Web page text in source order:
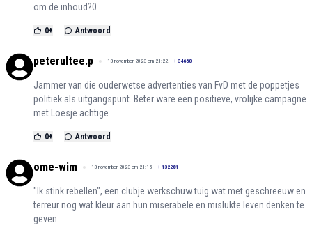
om de inhoud?0
0+ Antwoord
peterultee.p 13 november 2023 om 21:22 + 34660
Jammer van die ouderwetse advertenties van FvD met de poppetjes
politiek als uitgangspunt. Beter ware een positieve, vrolijke campagne
met Loesje achtige
0+ Antwoord
ome-wim 13 november 2023 om 21:15 + 132281
"Ik stink rebellen", een clubje werkschuw tuig wat met geschreeuw en
terreur nog wat kleur aan hun miserabele en mislukte leven denken te
geven.